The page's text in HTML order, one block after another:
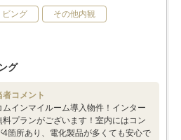
ビング その他内観
グ
者コメント
ムインマイルーム導入物件！インター
料プランがございます！室内にはコン
4箇所あり、電化製品が多くても安心で